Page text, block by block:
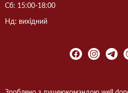
Сб: 15:00-18:00
Нд: вихідний